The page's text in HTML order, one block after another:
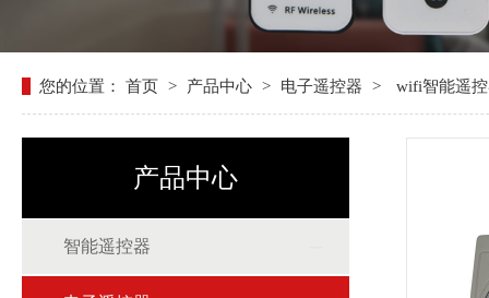
您的位置：首页 > 产品中心 > 电子遥控器 > wifi智能遥
产品中心
智能遥控器